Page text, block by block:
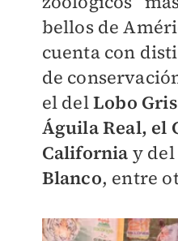
bellos de
cuenta con
de
el delLobo
Águila Real, el
California y del
Blanco, entre